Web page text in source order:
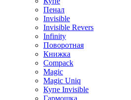
Пенал
Invisible
Invisible Revers
Infinity
Поворотная
Книжка
Compack
Magic
Magic Uniq
Купе Invisible
Гармошка